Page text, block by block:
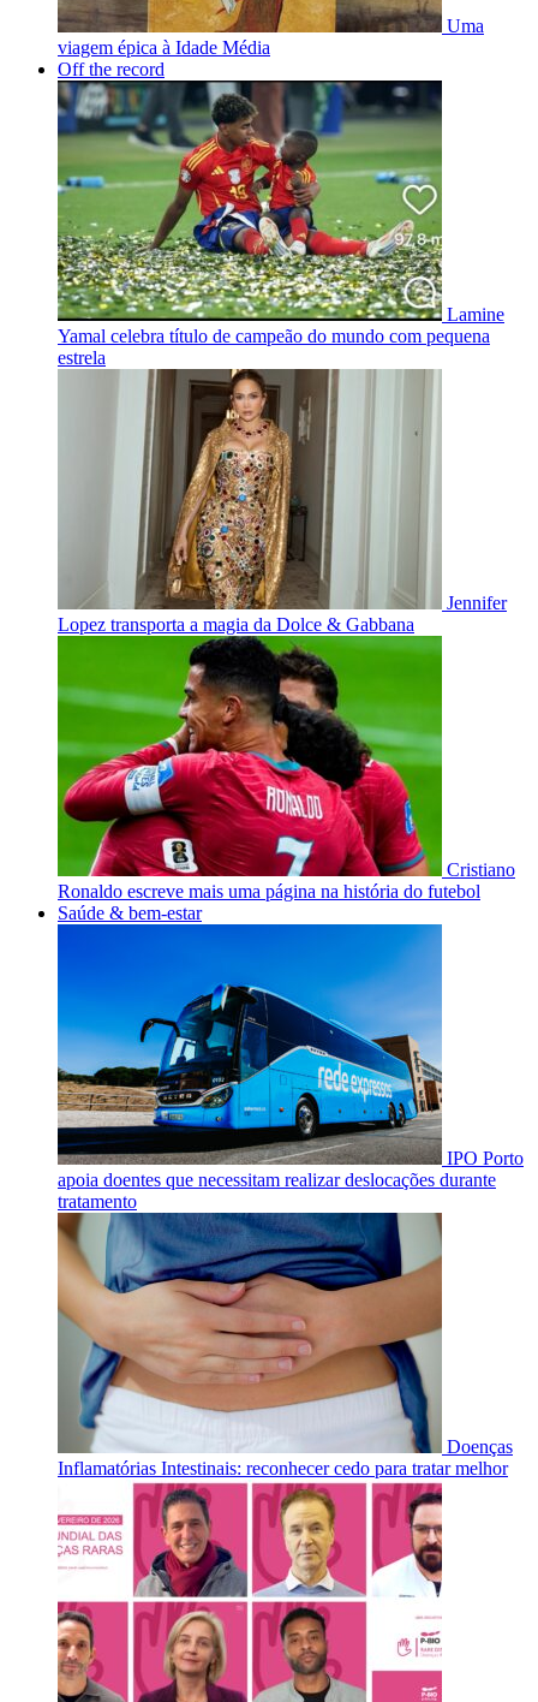
Uma
viagem épica à Idade Média
Off the record
Lamine
Yamal celebra título de campeão do mundo com pequena
estrela
Jennifer
Lopez transporta a magia da Dolce & Gabbana
Cristiano
Ronaldo escreve mais uma página na história do futebol
Saúde & bem-estar
IPO Porto
apoia doentes que necessitam realizar deslocações durante
tratamento
Doenças
Inflamatórias Intestinais: reconhecer cedo para tratar melhor